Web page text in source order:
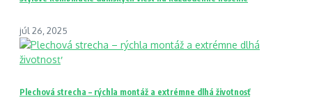
júl 26, 2025
Plechová strecha – rýchla montáž a extrémne dlhá životnosť